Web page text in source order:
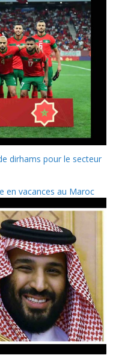
dirhams pour le secteur
en vacances au Maroc